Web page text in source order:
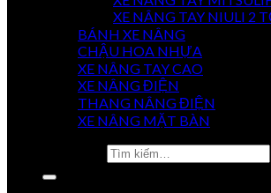
THANH TOÁN
KHI NHẬN HÀNG
TỐT NHẤT
0915 851 488
XE NÂNG TAY NIULI 2
BÁNH XE NÂNG
CHẬU HOA NHỰA
XE NÂNG TAY CAO
XE NÂNG ĐIỆN
THANG NÂNG ĐIỆN
XE NÂNG MẶT BÀN